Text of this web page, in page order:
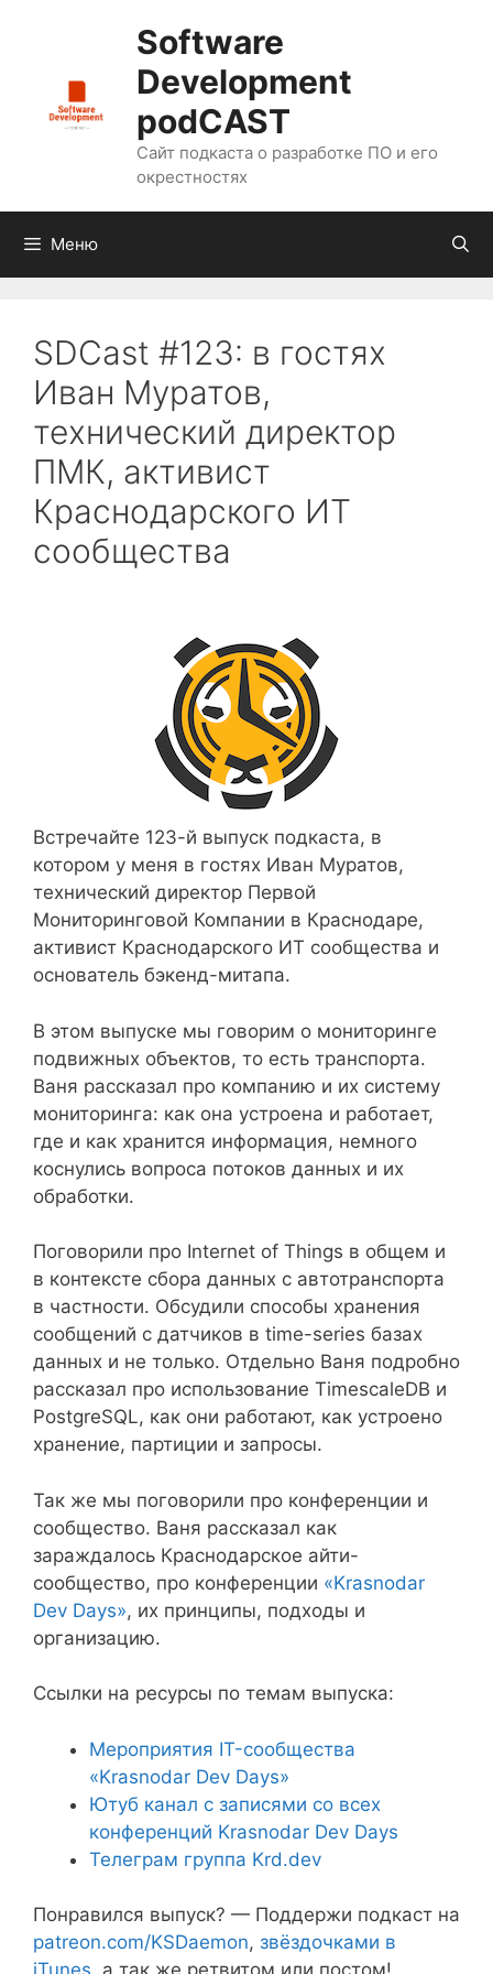
Software
Development
podCAST
Сайт подкаста о разработке ПО и его
окрестностях
Меню
SDCast #123: в гостях
Иван Муратов,
технический директор
ПМК, активист
Краснодарского ИТ
сообщества
Встречайте 123-й выпуск подкаста, в
котором у меня в гостях Иван Муратов,
технический директор Первой
Мониторинговой Компании в Краснодаре,
активист Краснодарского ИТ сообщества и
основатель бэкенд-митапа.
В этом выпуске мы говорим о мониторинге
подвижных объектов, то есть транспорта.
Ваня рассказал про компанию и их систему
мониторинга: как она устроена и работает,
где и как хранится информация, немного
коснулись вопроса потоков данных и их
обработки.
Поговорили про Internet of Things в общем и
в контексте сбора данных с автотранспорта
в частности. Обсудили способы хранения
сообщений с датчиков в time-series базах
данных и не только. Отдельно Ваня подробно
рассказал про использование TimescaleDB и
PostgreSQL, как они работают, как устроено
хранение, партиции и запросы.
Так же мы поговорили про конференции и
сообщество. Ваня рассказал как
зараждалось Краснодарское айти-
сообщество, про конференции «Krasnodar
Dev Days», их принципы, подходы и
организацию.
Ссылки на ресурсы по темам выпуска:
Мероприятия IT-сообщества
«Krasnodar Dev Days»
Ютуб канал с записями со всех
конференций Krasnodar Dev Days
Телеграм группа Krd.dev
Понравился выпуск? — Поддержи подкаст на
patreon.com/KSDaemon, звёздочками в
iTunes , а так же ретвитом или постом!